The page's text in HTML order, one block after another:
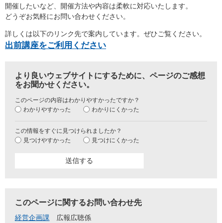
開催したいなど、開催方法や内容は柔軟に対応いたします。
どうぞお気軽にお問い合わせください。
詳しくは以下のリンク先で案内しています。ぜひご覧ください。
出前講座をご利用ください
より良いウェブサイトにするために、ページのご感想
をお聞かせください。
このページの内容はわかりやすかったですか？
わかりやすかった
わかりにくかった
この情報をすぐに見つけられましたか？
見つけやすかった
見つけにくかった
このページに関するお問い合わせ先
経営企画課
広報広聴係